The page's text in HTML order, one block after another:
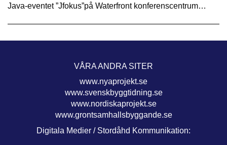
Java-eventet ”Jfokus”på Waterfront konferenscentrum…
VÅRA ANDRA SITER
www.nyaprojekt.se
www.svenskbyggtidning.se
www.nordiskaprojekt.se
www.grontsamhallsbyggande.se
Digitala Medier / Stordåhd Kommunikation: